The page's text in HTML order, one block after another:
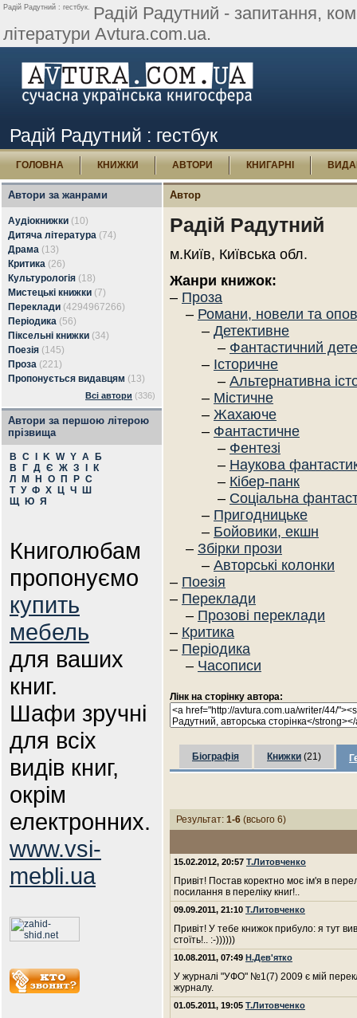
Радій Радутний : гестбук. Радій Радутний - запитання,
літератури Avtura.com.ua.
Радій Радутний : гестбук
ГОЛОВНА КНИЖКИ АВТОРИ КНИГАРНІ
Автори за жанрами
Аудіокнижки (10)
Дитяча література (74)
Драма (13)
Критика (26)
Культурологія (18)
Мистецькі книжки (7)
Переклади (4294967266)
Періодика (56)
Піксельні книжки (34)
Поезія (145)
Проза (221)
Пропонується видавцям (13)
Всі автори (336)
Автори за першою літерою
прізвища
B C K W Y А
Б
В
Г Д Є Ж З
К
Л
М Н О П Р С
Т У Ф Х Ц Ч
Ш
Щ
Ю Я
Книголюбам
пропонуємо
купить
мебель
для ваших
книг.
Шафи зручні
для всіх
видів книг,
окрім
електронних.
www.vsi-
mebli.ua
Автор
Радій Радутний
м.Київ, Київська обл.
Жанри книжок:
– Проза
– Романи, новели та
– Детективне
– Фантастичний
– Історичне
– Альтернативна
– Містичне
– Жахаюче
– Фантастичне
– Фентезі
– Наукова
– Кібер-панк
– Соціальна
– Пригодницьке
– Бойовики, екшн
– Збірки прози
– Авторські колонки
– Поезія
– Переклади
– Прозові переклади
– Критика
– Періодика
– Часописи
Лінк на сторінку автора:
Біографія Книжки (21)
Результат: 1-6 (всього 6)
15.02.2012, 20:57 Т.Литовченко
Привіт! Постав коректно моє ім'я в
посилання в переліку книг!..
09.09.2011, 21:10 Т.Литовченко
Привіт! У тебе книжок прибуло: я тут
стоїть!.. :-))))))
10.08.2011, 07:49 Н.Дев'ятко
У журналі "УФО" №1(7) 2009 є мій
журналу.
01.05.2011, 19:05 Т.Литовченко